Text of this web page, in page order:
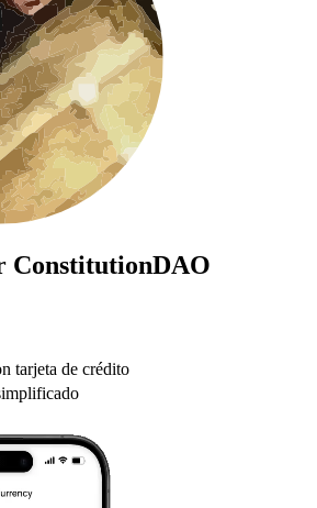
ConstitutionDAO
tarjeta de crédito